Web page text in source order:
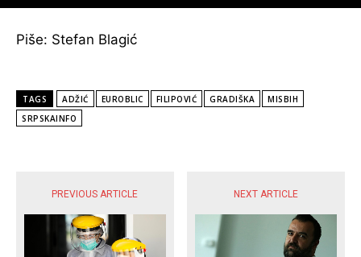
Piše: Stefan Blagić
TAGS ADŽIĆ EUROBLIC FILIPOVIĆ GRADIŠKA
MISBIH
SRPSKAINFO
PREVIOUS ARTICLE NEXT ARTICLE